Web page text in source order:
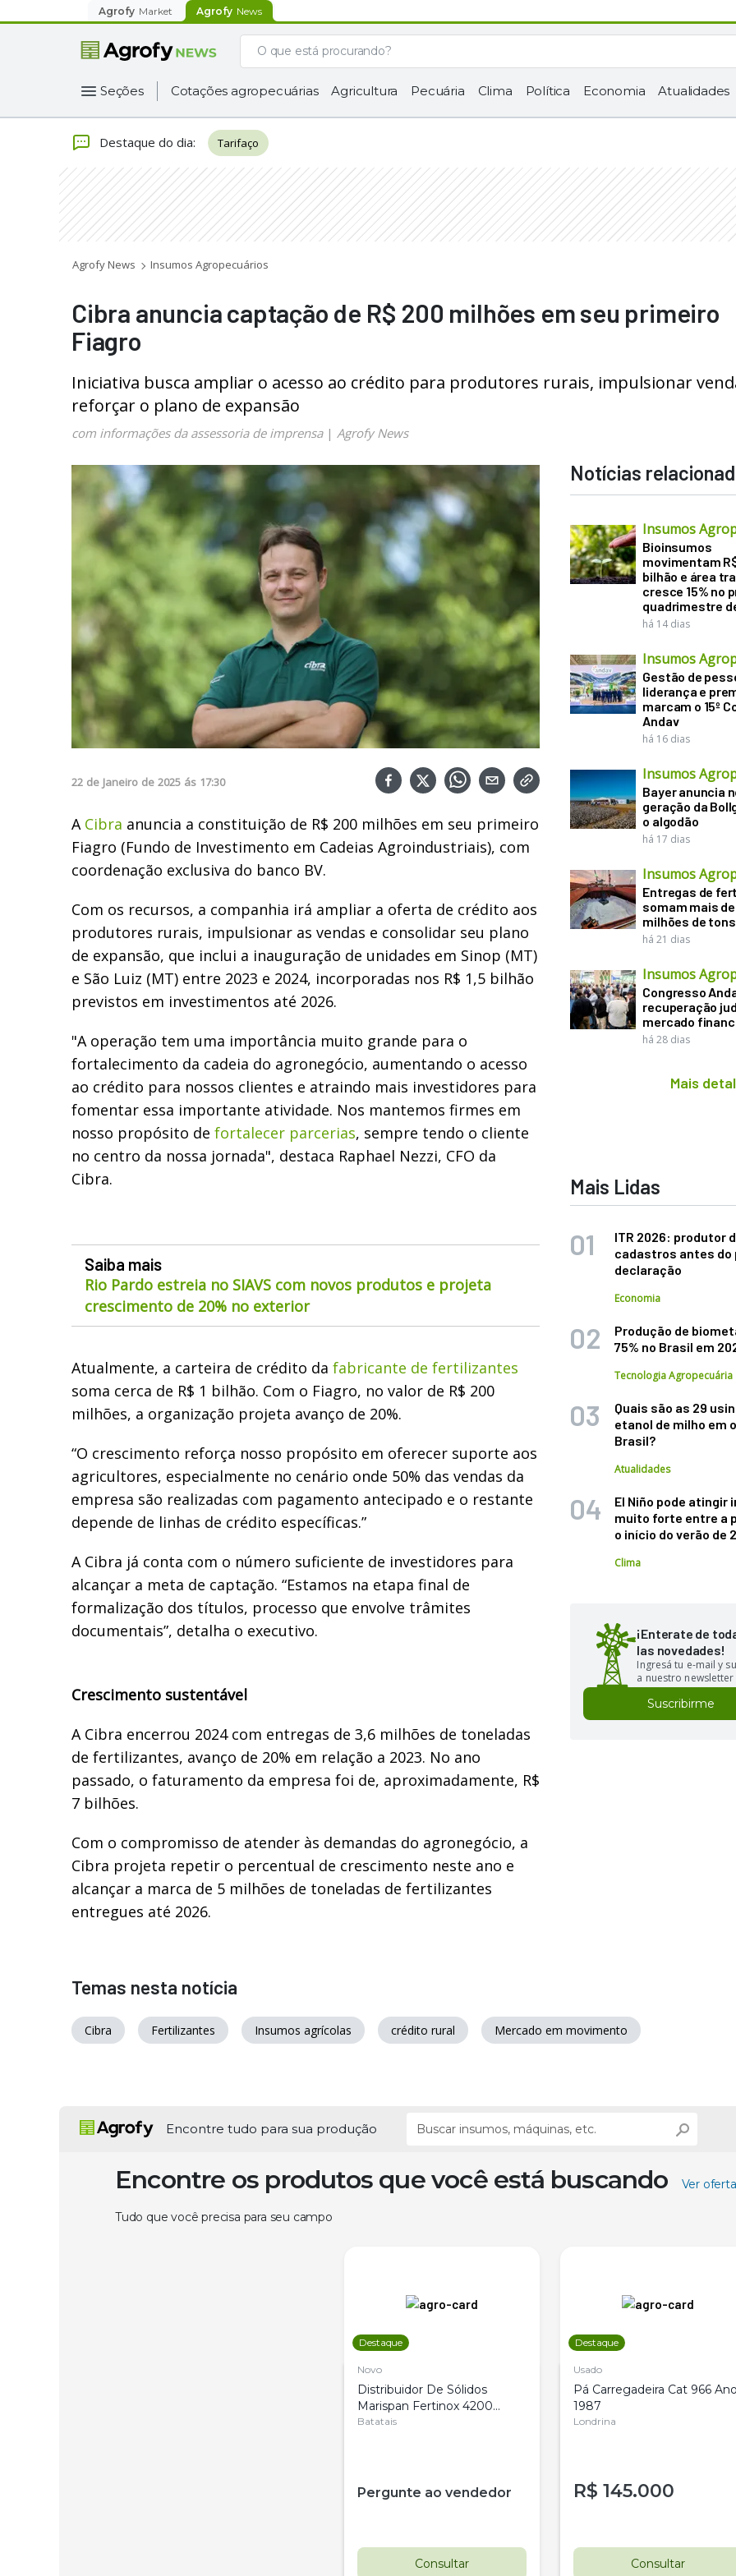
Agrofy Market Agrofy News
Seções Cotações agropecuárias Agricultura Pecuária Clima Política Economia Atualidades
Destaque do dia: Tarifaço
Agrofy News Insumos Agropecuários
Cibra anuncia captação de R$ 200 milhões em seu primeiro
Fiagro
Iniciativa busca ampliar o acesso ao crédito para produtores rurais, impulsionar
reforçar o plano de expansão
com informações da assessoria de imprensa| Agrofy News
22 de Janeiro de 2025 ás 17:30
A Cibra anuncia a constituição de R$ 200 milhões em seu primeiro
Fiagro (Fundo de Investimento em Cadeias Agroindustriais), com
coordenação exclusiva do banco BV.
Com os recursos, a companhia irá ampliar a oferta de crédito aos
produtores rurais, impulsionar as vendas e consolidar seu plano
de expansão, que inclui a inauguração de unidades em Sinop (MT)
e São Luiz (MT) entre 2023 e 2024, incorporadas nos R$ 1,5 bilhão
previstos em investimentos até 2026.
"A operação tem uma importância muito grande para o
fortalecimento da cadeia do agronegócio, aumentando o acesso
ao crédito para nossos clientes e atraindo mais investidores para
fomentar essa importante atividade. Nos mantemos firmes em
nosso propósito de fortalecer parcerias, sempre tendo o cliente
no centro da nossa jornada", destaca Raphael Nezzi, CFO da
Cibra.
Saiba mais
Rio Pardo estreia no SIAVS com novos produtos e projeta
crescimento de 20% no exterior
Atualmente, a carteira de crédito da fabricante de fertilizantes
soma cerca de R$ 1 bilhão. Com o Fiagro, no valor de R$ 200
milhões, a organização projeta avanço de 20%.
“O crescimento reforça nosso propósito em oferecer suporte aos
agricultores, especialmente no cenário onde 50% das vendas da
empresa são realizadas com pagamento antecipado e o restante
depende de linhas de crédito específicas.”
A Cibra já conta com o número suficiente de investidores para
alcançar a meta de captação. “Estamos na etapa final de
formalização dos títulos, processo que envolve trâmites
documentais”, detalha o executivo.
Crescimento sustentável
A Cibra encerrou 2024 com entregas de 3,6 milhões de toneladas
de fertilizantes, avanço de 20% em relação a 2023. No ano
passado, o faturamento da empresa foi de, aproximadamente, R$
7 bilhões.
Com o compromisso de atender às demandas do agronegócio, a
Cibra projeta repetir o percentual de crescimento neste ano e
alcançar a marca de 5 milhões de toneladas de fertilizantes
entregues até 2026.
Notícias
Insumos
Bioinsumos
movimentam
bilhão e área
cresce 15% no
quadrimestre
há 14 dias
Insumos
Gestão de
liderança e
marcam o 15º
Andav
há 16 dias
Insumos
Bayer anuncia
geração da
o algodão
há 17 dias
Insumos
Entregas de
somam mais de
milhões de tons
há 21 dias
Insumos
Congresso
recuperação
mercado
há 28 dias
Mais
Mais Lidas
ITR 2026: produtor
cadastros antes do
declaração
Economia
Produção de
75% no Brasil em
Tecnologia Agropecuária
Quais são as 29
etanol de milho em
Brasil?
Atualidades
El Niño pode atingir
muito forte entre a
o início do verão de
Clima
¡Enterate de
las novedades!
Ingresá tu e-mail y
a nuestro newsletter
Suscribirme
Temas nesta notícia
Cibra Fertilizantes Insumos agrícolas crédito rural Mercado em movimento
Encontre tudo para sua produção
Encontre os produtos que você está buscando Ver
Tudo que você precisa para seu campo
Destaque
Novo
Distribuidor De Sólidos
Marispan Fertinox 4200
Citrus
Batatais
Pergunte ao vendedor
Consultar
Destaque
Usado
Pá Carregadeira Cat 966
1987
Londrina
R$ 145.000
Consultar